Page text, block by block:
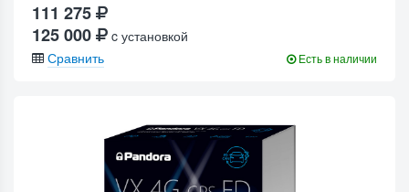
111 275
125 000
c установкой
Сравнить
Есть в наличии